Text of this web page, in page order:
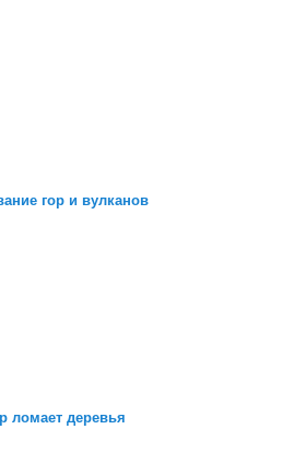
гор и вулканов
ломает деревья